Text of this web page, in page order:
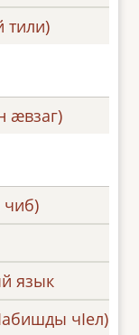
тили)
æвзаг)
язык
чӏел)